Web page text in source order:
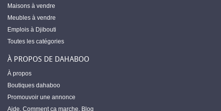
Maisons à vendre
Meubles à vendre
Emplois à Djibouti
Toutes les catégories
À PROPOS DE DAHABOO
À propos
Boutiques dahaboo
Promouvoir une annonce
Aide, Comment ça marche, Blog